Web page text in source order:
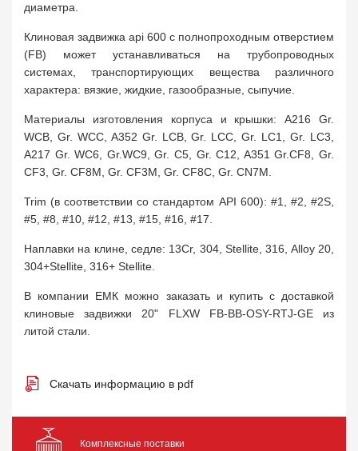
диаметра.
Клиновая задвижка api 600 с полнопроходным отверстием
(FB) может устанавливаться на трубопроводных
системах, транспортирующих вещества различного
характера: вязкие, жидкие, газообразные, сыпучие.
Материалы изготовления корпуса и крышки: A216 Gr.
WCB, Gr. WCC, A352 Gr. LCB, Gr. LCC, Gr. LC1, Gr. LC3,
A217 Gr. WC6, Gr.WC9, Gr. C5, Gr. C12, A351 Gr.CF8, Gr.
CF3, Gr. CF8M, Gr. CF3M, Gr. CF8C, Gr. CN7M.
Trim (в соответствии со стандартом API 600): #1, #2, #2S,
#5, #8, #10, #12, #13, #15, #16, #17.
Наплавки на клине, седле: 13Cr, 304, Stellite, 316, Alloy 20,
304+Stellite, 316+ Stellite.
В компании ЕМК можно заказать и купить с доставкой
клиновые задвижки 20" FLXW FB-BB-OSY-RTJ-GE из
литой стали.
Скачать информацию в pdf
Комплексные поставки